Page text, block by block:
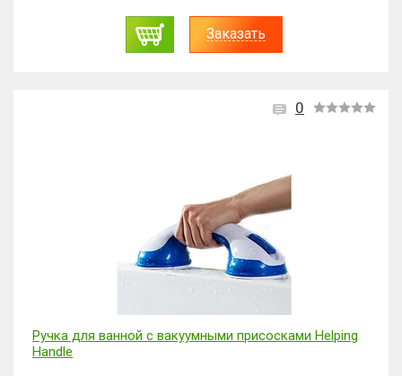
Заказать
0
Ручка для ванной с вакуумными присосками Helping
Handle